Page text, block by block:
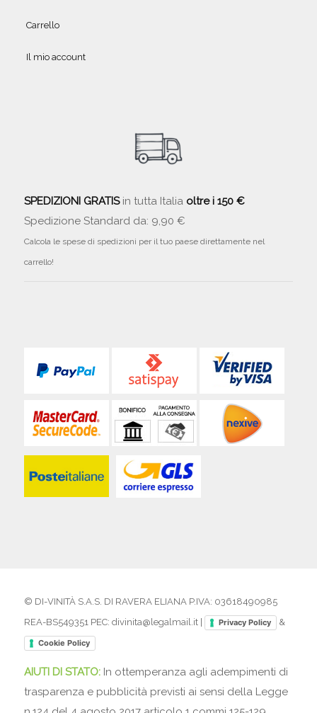
Carrello
Il mio account
SPEDIZIONI GRATISin tutta Italia oltre i 150 €
Spedizione Standard da: 9,90 €
Calcola le spese di spedizioni per il tuo paese direttamente nel
carrello!
© DI-VINITÀ S.A.S. DI RAVERA ELIANA P.IVA: 03618490985
REA-BS549351 PEC: divinita@legalmail.it |
Privacy Policy &
Cookie Policy
AIUTI DI STATO: In ottemperanza agli adempimenti di
trasparenza e pubblicità previsti ai sensi della Legge